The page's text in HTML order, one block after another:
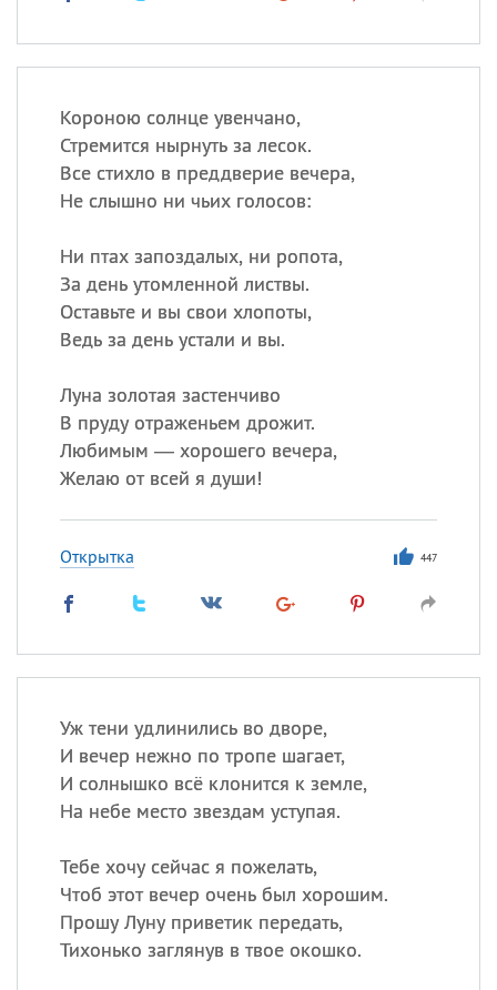
Короною солнце увенчано,
Стремится нырнуть за лесок.
Все стихло в преддверие вечера,
Не слышно ни чьих голосов:
Ни птах запоздалых, ни ропота,
За день утомленной листвы.
Оставьте и вы свои хлопоты,
Ведь за день устали и вы.
Луна золотая застенчиво
В пруду отраженьем дрожит.
Любимым — хорошего вечера,
Желаю от всей я души!
Открытка 447
Уж тени удлинились во дворе,
И вечер нежно по тропе шагает,
И солнышко всё клонится к земле,
На небе место звездам уступая.
Тебе хочу сейчас я пожелать,
Чтоб этот вечер очень был хорошим.
Прошу Луну приветик передать,
Тихонько заглянув в твое окошко.
Посмотреть значениеи
происхождение